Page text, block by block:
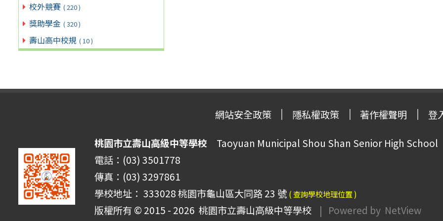
校外競賽 ( 220 )
獎助學金 ( 320 )
壽山高中校規 ( 10 )
網站安全政策 隱私權政策 著作權聲明 登
桃園市立壽山高級中等學校 Taoyuan Municipal Shou Shan Senior High School
電話：(03) 3501778
傳真：(03) 3297861
學校地址： 333028 桃園市龜山區大同路 23 號 ( 查詢學校地理位置 )
版權所有 © 2015 - 2026 桃園市立壽山高級中等學校 | Powered by NetView